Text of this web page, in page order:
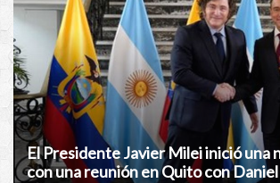
El Presidente Javier Milei inició una
con una reunión en Quito con